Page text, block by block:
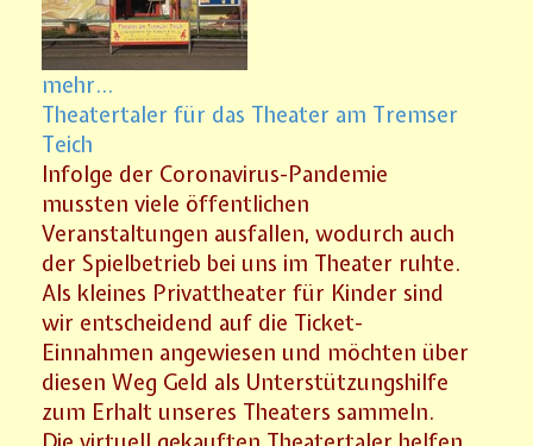
mehr...
Theatertaler für das Theater am Tremser
Teich
Infolge der Coronavirus-Pandemie
mussten viele öffentlichen
Veranstaltungen ausfallen, wodurch auch
der Spielbetrieb bei uns im Theater ruhte.
Als kleines Privattheater für Kinder sind
wir entscheidend auf die Ticket-
Einnahmen angewiesen und möchten über
diesen Weg Geld als Unterstützungshilfe
zum Erhalt unseres Theaters sammeln.